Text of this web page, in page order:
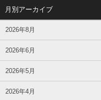
月別アーカイブ
2026年8月
2026年6月
2026年5月
2026年4月